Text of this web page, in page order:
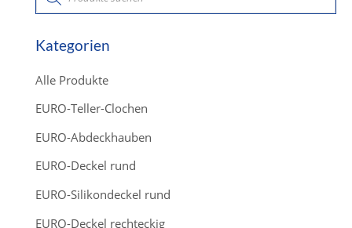
o
c
t
s
e
r
h
Kategorien
Alle Produkte
EURO-Teller-Clochen
EURO-Abdeckhauben
EURO-Deckel rund
EURO-Silikondeckel rund
EURO-Deckel rechteckig